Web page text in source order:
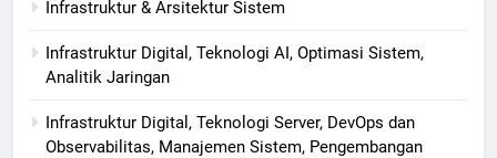
Infrastruktur & Arsitektur Sistem
Infrastruktur Digital, Teknologi AI, Optimasi Sistem,
Analitik Jaringan
Infrastruktur Digital, Teknologi Server, DevOps dan
Observabilitas, Manajemen Sistem, Pengembangan